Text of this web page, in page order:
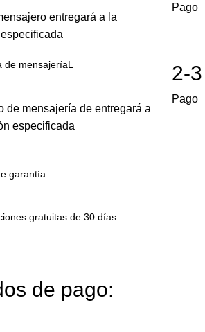
entregará a la
Pago
de mensajeríaL
de mensajería de entregará a
especificada
2-
Pago
garantía
gratuitas de 30 días
de pago: